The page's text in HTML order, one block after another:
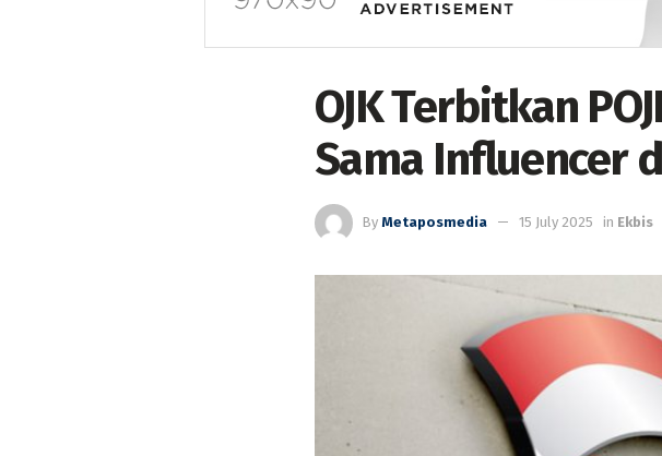
OJK Terbitkan
Sama Influencer
By Metaposmedia 15 July 2025 in Ekbis